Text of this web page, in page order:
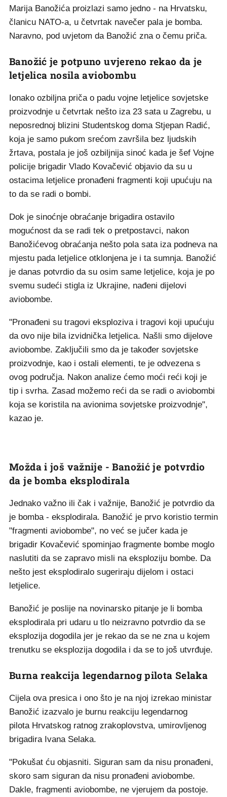
Marija Banožića proizlazi samo jedno - na Hrvatsku,
članicu NATO-a, u četvrtak navečer pala je bomba.
Naravno, pod uvjetom da Banožić zna o čemu priča.
Banožić je potpuno uvjereno rekao da je
letjelica nosila aviobombu
Ionako ozbiljna priča o padu vojne letjelice sovjetske
proizvodnje u četvrtak nešto iza 23 sata u Zagrebu, u
neposrednoj blizini Studentskog doma Stjepan Radić,
koja je samo pukom srećom završila bez ljudskih
žrtava, postala je još ozbiljnija sinoć kada je šef Vojne
policije brigadir Vlado Kovačević objavio da su u
ostacima letjelice pronađeni fragmenti koji upućuju na
to da se radi o bombi.
Dok je sinoćnje obraćanje brigadira ostavilo
mogućnost da se radi tek o pretpostavci, nakon
Banožićevog obraćanja nešto pola sata iza podneva na
mjestu pada letjelice otklonjena je i ta sumnja. Banožić
je danas potvrdio da su osim same letjelice, koja je po
svemu sudeći stigla iz Ukrajine, nađeni dijelovi
aviobombe.
"Pronađeni su tragovi eksploziva i tragovi koji upućuju
da ovo nije bila izvidnička letjelica. Našli smo dijelove
aviobombe. Zaključili smo da je također sovjetske
proizvodnje, kao i ostali elementi, te je odvezena s
ovog područja. Nakon analize ćemo moći reći koji je
tip i svrha. Zasad možemo reći da se radi o aviobombi
koja se koristila na avionima sovjetske proizvodnje",
kazao je.
Možda i još važnije - Banožić je potvrdio
da je bomba eksplodirala
Jednako važno ili čak i važnije, Banožić je potvrdio da
je bomba - eksplodirala. Banožić je prvo koristio termin
"fragmenti aviobombe", no već se jučer kada je
brigadir Kovačević spominjao fragmente bombe moglo
naslutiti da se zapravo misli na eksploziju bombe. Da
nešto jest eksplodiralo sugeriraju dijelom i ostaci
letjelice.
Banožić je poslije na novinarsko pitanje je li bomba
eksplodirala pri udaru u tlo neizravno potvrdio da se
eksplozija dogodila jer je rekao da se ne zna u kojem
trenutku se eksplozija dogodila i da se to još utvrđuje.
Burna reakcija legendarnog pilota Selaka
Cijela ova presica i ono što je na njoj izrekao ministar
Banožić izazvalo je burnu reakciju legendarnog
pilota Hrvatskog ratnog zrakoplovstva, umirovljenog
brigadira Ivana Selaka.
"Pokušat ću objasniti. Siguran sam da nisu pronađeni,
skoro sam siguran da nisu pronađeni aviobombe.
Dakle, fragmenti aviobombe, ne vjerujem da postoje.